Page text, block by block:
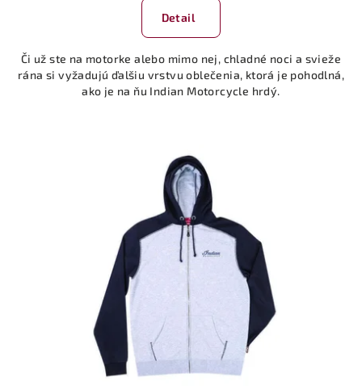
Detail
Či už ste na motorke alebo mimo nej, chladné noci a svieže
rána si vyžadujú ďalšiu vrstvu oblečenia, ktorá je pohodlná,
ako je na ňu Indian Motorcycle hrdý.